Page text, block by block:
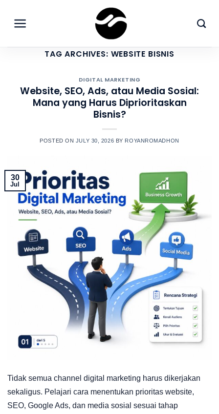
content
TAG ARCHIVES: WEBSITE BISNIS
DIGITAL MARKETING
Website, SEO, Ads, atau Media Sosial:
Mana yang Harus Diprioritaskan
Bisnis?
POSTED ON JULY 30, 2026 BY ROYANROMADHON
30
Jul
Tidak semua channel digital marketing harus dikerjakan
sekaligus. Pelajari cara menentukan prioritas website,
SEO, Google Ads, dan media sosial sesuai tahap